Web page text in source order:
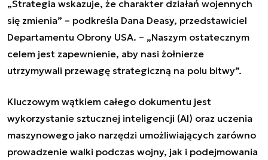
„Strategia wskazuje, że charakter działań wojennych
się zmienia” – podkreśla Dana Deasy, przedstawiciel
Departamentu Obrony USA. – „Naszym ostatecznym
celem jest zapewnienie, aby nasi żołnierze
utrzymywali przewagę strategiczną na polu bitwy”.
Kluczowym wątkiem całego dokumentu jest
wykorzystanie sztucznej inteligencji (AI) oraz uczenia
maszynowego jako narzędzi umożliwiających zarówno
prowadzenie walki podczas wojny, jak i podejmowania